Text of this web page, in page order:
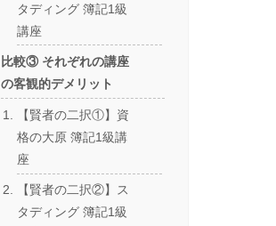
タディング 簿記1級
講座
比較③ それぞれの講座
の客観的デメリット
【賢者の二択①】資
格の大原 簿記1級講
座
【賢者の二択②】ス
タディング 簿記1級